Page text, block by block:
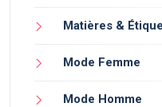
Matières &
Mode Femme
Mode Homme